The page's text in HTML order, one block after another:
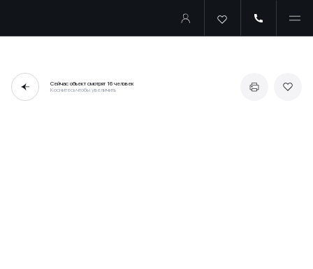
Сейчас объект смотрят16 человек
Коснитесь чтобы увеличить